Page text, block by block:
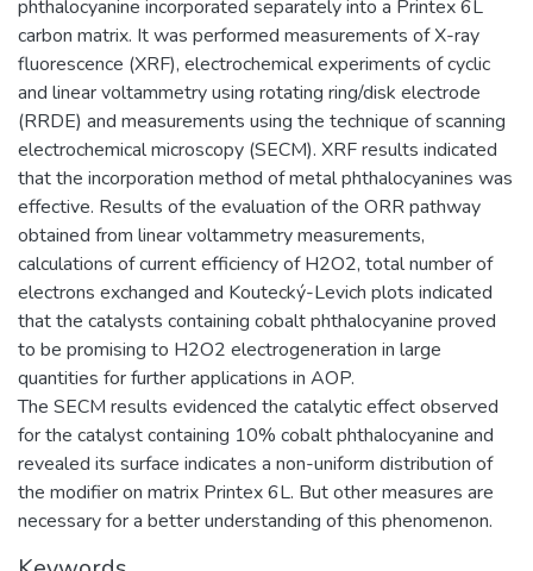
phthalocyanine incorporated separately into a Printex 6L
carbon matrix. It was performed measurements of X-ray
fluorescence (XRF), electrochemical experiments of cyclic
and linear voltammetry using rotating ring/disk electrode
(RRDE) and measurements using the technique of scanning
electrochemical microscopy (SECM). XRF results indicated
that the incorporation method of metal phthalocyanines was
effective. Results of the evaluation of the ORR pathway
obtained from linear voltammetry measurements,
calculations of current efficiency of H2O2, total number of
electrons exchanged and Koutecký-Levich plots indicated
that the catalysts containing cobalt phthalocyanine proved
to be promising to H2O2 electrogeneration in large
quantities for further applications in AOP.
The SECM results evidenced the catalytic effect observed
for the catalyst containing 10% cobalt phthalocyanine and
revealed its surface indicates a non-uniform distribution of
the modifier on matrix Printex 6L. But other measures are
necessary for a better understanding of this phenomenon.